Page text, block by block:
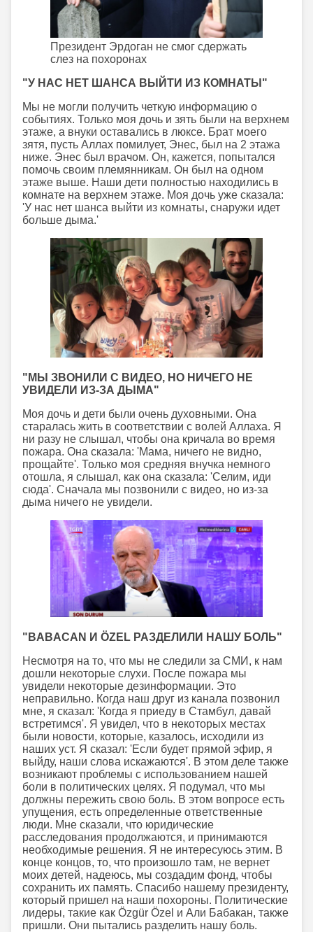
Президент Эрдоган не смог сдержать
слез на похоронах
"У НАС НЕТ ШАНСА ВЫЙТИ ИЗ КОМНАТЫ"
Мы не могли получить четкую информацию о
событиях. Только моя дочь и зять были на верхнем
этаже, а внуки оставались в люксе. Брат моего
зятя, пусть Аллах помилует, Энес, был на 2 этажа
ниже. Энес был врачом. Он, кажется, попытался
помочь своим племянникам. Он был на одном
этаже выше. Наши дети полностью находились в
комнате на верхнем этаже. Моя дочь уже сказала:
'У нас нет шанса выйти из комнаты, снаружи идет
больше дыма.'
"МЫ ЗВОНИЛИ С ВИДЕО, НО НИЧЕГО НЕ
УВИДЕЛИ ИЗ-ЗА ДЫМА"
Моя дочь и дети были очень духовными. Она
старалась жить в соответствии с волей Аллаха. Я
ни разу не слышал, чтобы она кричала во время
пожара. Она сказала: 'Мама, ничего не видно,
прощайте'. Только моя средняя внучка немного
отошла, я слышал, как она сказала: 'Селим, иди
сюда'. Сначала мы позвонили с видео, но из-за
дыма ничего не увидели.
"BABACAN И ÖZEL РАЗДЕЛИЛИ НАШУ БОЛЬ"
Несмотря на то, что мы не следили за СМИ, к нам
дошли некоторые слухи. После пожара мы
увидели некоторые дезинформации. Это
неправильно. Когда наш друг из канала позвонил
мне, я сказал: 'Когда я приеду в Стамбул, давай
встретимся'. Я увидел, что в некоторых местах
были новости, которые, казалось, исходили из
наших уст. Я сказал: 'Если будет прямой эфир, я
выйду, наши слова искажаются'. В этом деле также
возникают проблемы с использованием нашей
боли в политических целях. Я подумал, что мы
должны пережить свою боль. В этом вопросе есть
упущения, есть определенные ответственные
люди. Мне сказали, что юридические
расследования продолжаются, и принимаются
необходимые решения. Я не интересуюсь этим. В
конце концов, то, что произошло там, не вернет
моих детей, надеюсь, мы создадим фонд, чтобы
сохранить их память. Спасибо нашему президенту,
который пришел на наши похороны. Политические
лидеры, такие как Özgür Özel и Али Бабакан, также
пришли. Они пытались разделить нашу боль.